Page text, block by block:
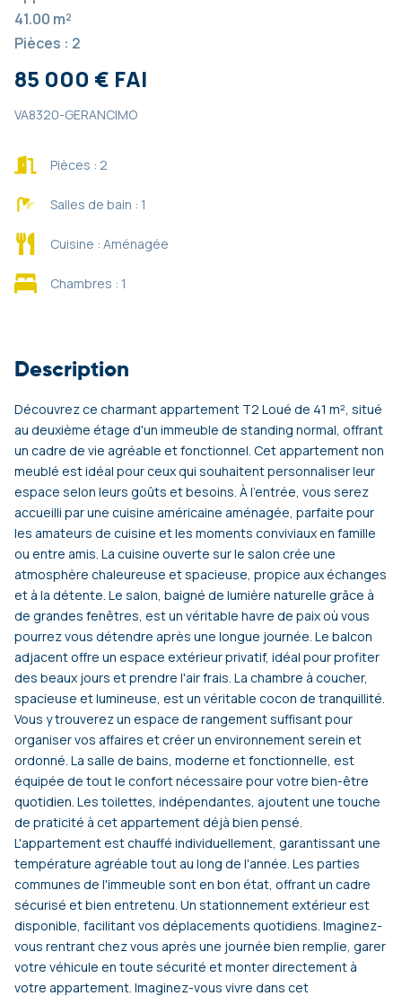
41.00 m²
Pièces : 2
85 000 € FAI
VA8320-GERANCIMO
Pièces : 2
Salles de bain : 1
Cuisine : Aménagée
Chambres : 1
Description
Découvrez ce charmant appartement T2 Loué de 41 m², situé
au deuxième étage d'un immeuble de standing normal, offrant
un cadre de vie agréable et fonctionnel. Cet appartement non
meublé est idéal pour ceux qui souhaitent personnaliser leur
espace selon leurs goûts et besoins. À l'entrée, vous serez
accueilli par une cuisine américaine aménagée, parfaite pour
les amateurs de cuisine et les moments conviviaux en famille
ou entre amis. La cuisine ouverte sur le salon crée une
atmosphère chaleureuse et spacieuse, propice aux échanges
et à la détente. Le salon, baigné de lumière naturelle grâce à
de grandes fenêtres, est un véritable havre de paix où vous
pourrez vous détendre après une longue journée. Le balcon
adjacent offre un espace extérieur privatif, idéal pour profiter
des beaux jours et prendre l'air frais. La chambre à coucher,
spacieuse et lumineuse, est un véritable cocon de tranquillité.
Vous y trouverez un espace de rangement suffisant pour
organiser vos affaires et créer un environnement serein et
ordonné. La salle de bains, moderne et fonctionnelle, est
équipée de tout le confort nécessaire pour votre bien-être
quotidien. Les toilettes, indépendantes, ajoutent une touche
de praticité à cet appartement déjà bien pensé.
L'appartement est chauffé individuellement, garantissant une
température agréable tout au long de l'année. Les parties
communes de l'immeuble sont en bon état, offrant un cadre
sécurisé et bien entretenu. Un stationnement extérieur est
disponible, facilitant vos déplacements quotidiens. Imaginez-
vous rentrant chez vous après une journée bien remplie, garer
votre véhicule en toute sécurité et monter directement à
votre appartement. Imaginez-vous vivre dans cet